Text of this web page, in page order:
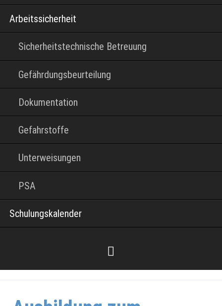
Arbeitssicherheit
Sicherheitstechnische Betreuung
Gefährdungsbeurteilung
Dokumentation
Gefahrstoffe
Unterweisungen
PSA
Schulungskalender
Facebook